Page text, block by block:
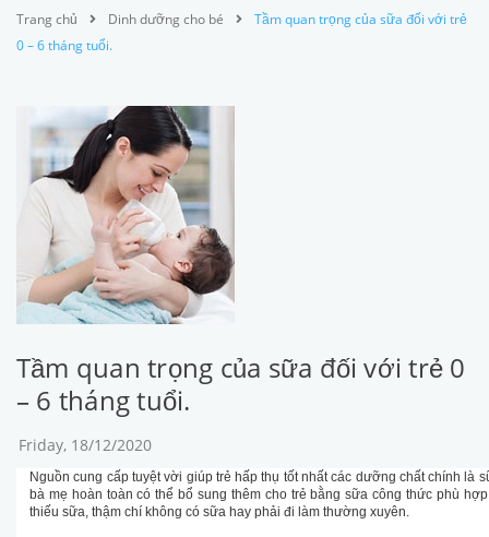
Trang chủ Dinh dưỡng cho bé
Tầm quan trọng của sữa đối với trẻ
0 – 6 tháng tuổi.
Tầm quan trọng của sữa đối với trẻ 0
– 6 tháng tuổi.
Friday, 18/12/2020
Nguồn cung cấp tuyệt vời giúp trẻ hấp thụ tốt nhất các dưỡng chất chính là
bà mẹ hoàn toàn có thể bổ sung thêm cho trẻ bằng sữa công thức phù
thiếu sữa, thậm chí không có sữa hay phải đi làm thường xuyên.